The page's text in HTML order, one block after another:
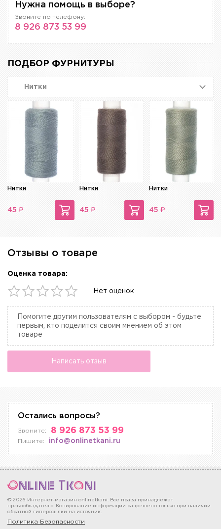
Нужна помощь в выборе?
Звоните по телефону:
8 926 873 53 99
ПОДБОР ФУРНИТУРЫ
Нитки
Нитки
45 ₽
Нитки
45 ₽
Нитки
45 ₽
Отзывы о товаре
Оценка товара:
Нет оценок
Помогите другим пользователям с выбором - будьте
первым, кто поделится своим мнением об этом
товаре
Написать отзыв
Остались вопросы?
Звоните: 8 926 873 53 99
Пишите: info@onlinetkani.ru
© 2026 Интернет-магазин onlinetkani. Все права принадлежат
правообладателю. Копирование информации разрешено только при наличии
обратной гиперссылки на источник.
Политика Безопасности